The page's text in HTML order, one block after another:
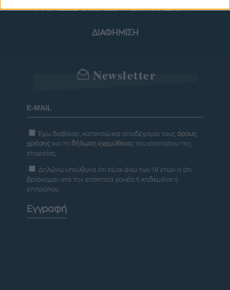
ΡΥΘΜΙΣΕΙΣ COOKIES ΕΠΙΚΟΙΝΩΝΙΑ
ΔΙΑΦΗΜΙΣΗ
Newsletter
Έχω διαβάσει, κατανοώ και αποδέχομαι τους όρους
χρήσης και τη δήλωση εχεμύθειας του ιστοτόπου της
εταιρείας
Δηλώνω υπεύθυνα ότι είμαι άνω των 18 ετών ή ότι
βρίσκομαι υπό την εποπτεία γονέα ή κηδεμόνα ή
επιτρόπου
Εγγραφή